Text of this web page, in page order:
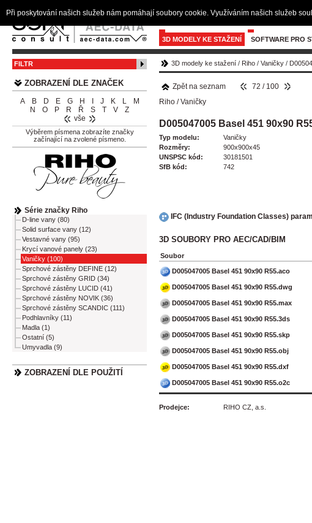
3D MODELY KE STAŽENÍ SOFTWARE PRO
FILTR
ZOBRAZENÍ DLE ZNAČEK
A B D E G H J K L
M
N
O P R Ř S T V
Z
vše
Výběrem písmena zobrazíte značky
začínající na zvolené písmeno.
Série značky Riho
D-line vany (80)
Solid surface vany (12)
Vestavné vany (95)
Krycí vanové panely (23)
Vaničky (100)
Sprchové zástěny DEFINE (12)
Sprchové zástěny GRID (34)
Sprchové zástěny LUCID (41)
Sprchové zástěny NOVIK (36)
Sprchové zástěny SCANDIC (111)
Podhlavníky (11)
Madla (1)
Ostatní (5)
Umyvadla (9)
ZOBRAZENÍ DLE POUŽITÍ
3D modely ke stažení / Riho / Vaničky /
Zpět na seznam
72 / 100
Riho /Vaničky
D005047005 Basel 451 90x90
Typ modelu:
Vaničky
Rozměry:
900x900x45
UNSPSC kód:
30181501
SfB kód:
742
IFC (Industry Foundation Classes)
3D SOUBORY PRO AEC/CAD/BIM
Soubor
D005047005 Basel 451 90x90 R55.aco
D005047005 Basel 451 90x90 R55.dwg
D005047005 Basel 451 90x90 R55.max
D005047005 Basel 451 90x90 R55.3ds
D005047005 Basel 451 90x90 R55.skp
D005047005 Basel 451 90x90 R55.obj
D005047005 Basel 451 90x90 R55.dxf
D005047005 Basel 451 90x90 R55.o2c
Prodejce: RIHO CZ, a.s.
Při poskytování našich služeb nám pomáhají soubory cookie. Využíváním našich služeb